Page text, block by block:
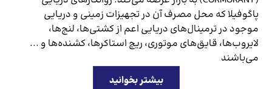
پاگوفیلا که محل مصرف آن در تجهیزات زمینی و دریایی
موجود در ترمینال‌های دریایی اعم از کشتی‌ها، لنج‌ها،
لایروب‌ها، قایق‌های موتوری، ریچ استاکرها، کشنده‌ها و ...
می‌باشند
بیشتر بخوانید